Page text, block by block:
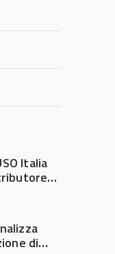
Italia
di